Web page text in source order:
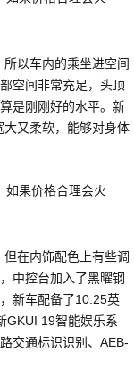
以车内的乘坐进空间
空间非常充足，头顶
是刚刚好的水平。新
又柔软，能够对身体
在内饰配色上有些调
中控台加入了黑曜钢
新车配备了10.25英
GKUI 19智能娱乐系
交通标识识别、AEB-